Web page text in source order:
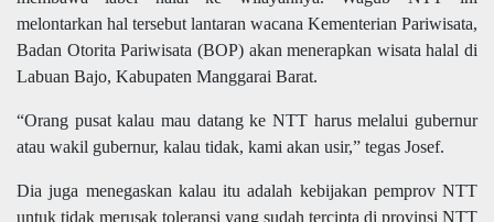
melontarkan hal tersebut lantaran wacana Kementerian Pariwisata,
Badan Otorita Pariwisata (BOP) akan menerapkan wisata halal di
Labuan Bajo, Kabupaten Manggarai Barat.
“Orang pusat kalau mau datang ke NTT harus melalui gubernur
atau wakil gubernur, kalau tidak, kami akan usir,” tegas Josef.
Dia juga menegaskan kalau itu adalah kebijakan pemprov NTT
untuk tidak merusak toleransi yang sudah tercipta di provinsi NTT